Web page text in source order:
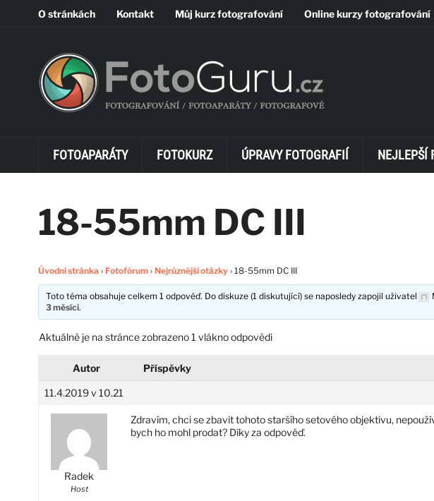
O stránkách Kontakt Můj kurz fotografování Online kurzy fotografování
FOTOAPARÁTY FOTOKURZ ÚPRAVY FOTOGRAFIÍ NEJLEPŠÍ
18-55mm DC III
Úvodní stránka › Fotofórum › Nejrůznější otázky › 18-55mm DC III
Toto téma obsahuje celkem 1 odpověď. Do diskuze (1 diskutující) se naposledy zapojil uživatel
3 měsíci.
Aktuálně je na stránce zobrazeno 1 vlákno odpovědi
Autor Příspěvky
11.4.2019 v 10.21
Radek
Host
Zdravím, chci se zbavit tohoto staršího setového objektivu,
bych ho mohl prodat? Díky za odpověď.